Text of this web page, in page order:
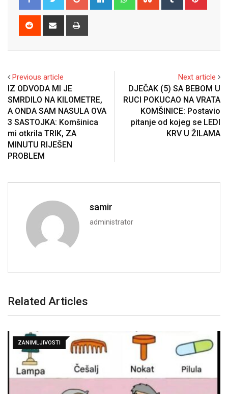
Reddit
Share
Previous article
IZ ODVODA MI JE
SMRDILO NA KILOMETRE,
A ONDA SAM NASULA OVA
3 SASTOJKA: Komšinica
mi otkrila TRIK, ZA
MINUTU RIJEŠEN
PROBLEM
Next article
DJEČAK (5) SA BEBOM U
RUCI POKUCAO NA VRATA
KOMŠINICE: Postavio
pitanje od kojeg se LEDI
KRV U ŽILAMA
samir
administrator
Related Articles
ZANIMLJIVOSTI